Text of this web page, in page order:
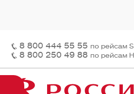
8 800 444 55 55 по рейсам
8 800 250 49 88 по рейсам